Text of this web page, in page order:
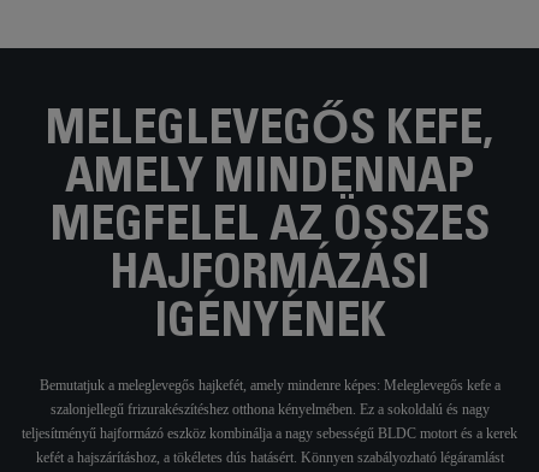
MELEGLEVEGŐS KEFE,
AMELY MINDENNAP
MEGFELEL AZ ÖSSZES
HAJFORMÁZÁSI
IGÉNYÉNEK
Bemutatjuk a meleglevegős hajkefét, amely mindenre képes: Meleglevegős kefe a
szalonjellegű frizurakészítéshez otthona kényelmében. Ez a sokoldalú és nagy
teljesítményű hajformázó eszköz kombinálja a nagy sebességű BLDC motort és a kerek
kefét a hajszárításhoz, a tökéletes dús hatásért. Könnyen szabályozható légáramlást